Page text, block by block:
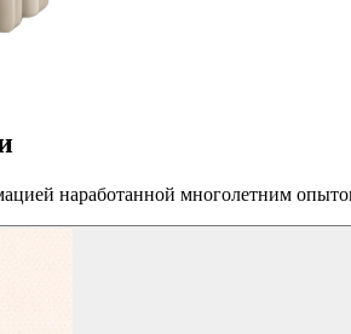
наработанной многолетним